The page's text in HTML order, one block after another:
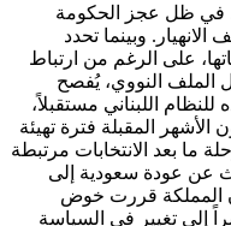
في ظل عجز الحكومة
وبينما تحدد
على الرغم من ارتباط
الملف النووي، يُفصح
اللبناني مستقبلاً،
المقبلة فترة تهيئة
بعد الانتخابات مرتبطة
عن عودة سعودية إلى
المملكة قررت خوض
إلى تغيير في السياسة